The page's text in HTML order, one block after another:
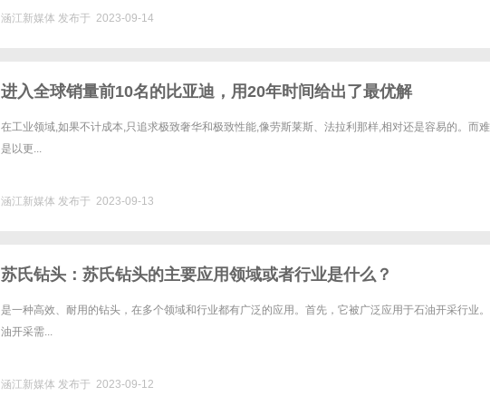
涵江新媒体 发布于 2023-09-14
进入全球销量前10名的比亚迪，用20年时间给出了最优解
在工业领域,如果不计成本,只追求极致奢华和极致性能,像劳斯莱斯、法拉利那样,相对还是容易的。而
是以更...
涵江新媒体 发布于 2023-09-13
苏氏钻头：苏氏钻头的主要应用领域或者行业是什么？
是一种高效、耐用的钻头，在多个领域和行业都有广泛的应用。首先，它被广泛应用于石油开采行业
油开采需...
涵江新媒体 发布于 2023-09-12